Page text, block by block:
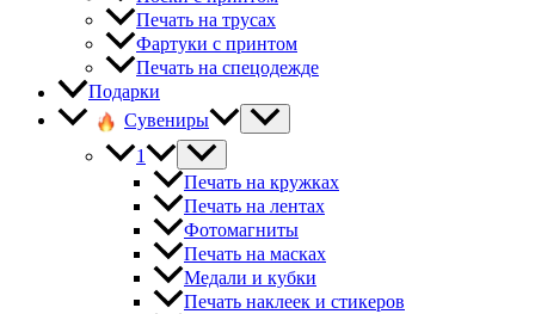
Печать на трусах
Фартуки с принтом
Печать на спецодежде
Подарки
Сувениры
1
Печать на кружках
Печать на лентах
Фотомагниты
Печать на масках
Медали и кубки
Печать наклеек и стикеров